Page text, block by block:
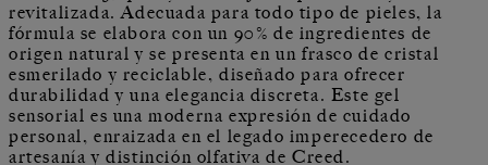
revitalizada. Adecuada para todo tipo de pieles, la
fórmula se elabora con un 90% de ingredientes de
origen natural y se presenta en un frasco de cristal
esmerilado y reciclable, diseñado para ofrecer
durabilidad y una elegancia discreta. Este gel
sensorial es una moderna expresión de cuidado
personal, enraizada en el legado imperecedero de
artesanía y distinción olfativa de Creed.